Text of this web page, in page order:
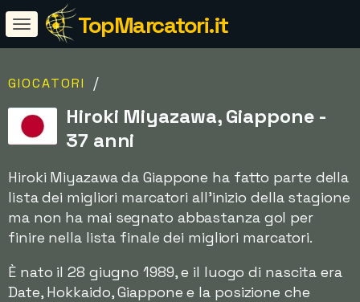
TopMarcatori.it
GIOCATORI /
Hiroki Miyazawa, Giappone -
37 anni
Hiroki Miyazawa da Giappone ha fatto parte della
lista dei migliori marcatori all'inizio della stagione
ma non ha mai segnato abbastanza gol per
finire nella lista finale dei migliori marcatori.
È nato il 28 giugno 1989, e il luogo di nascita era
Date, Hokkaido, Giappone e la posizione che